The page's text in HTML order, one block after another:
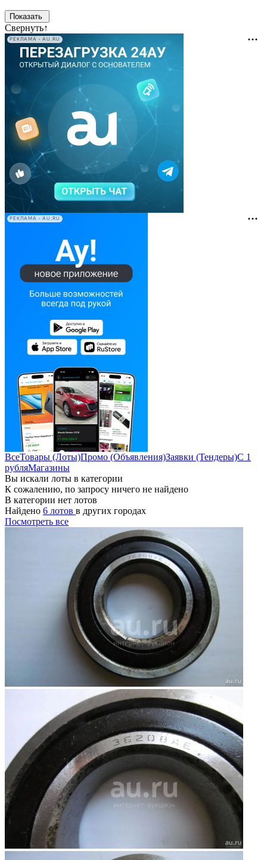
Свернуть↑
РЕКЛАМА • AU.RU
РЕКЛАМА • AU.RU
ВсеТовары (Лоты)Промо (Объявления)Заявки (Тендеры)С 1
рубляМагазины
Вы искали лоты в категории
К сожалению, по запросу ничего не найдено
В категории нет лотов
Найдено 6 лотов в других городах
Посмотреть все